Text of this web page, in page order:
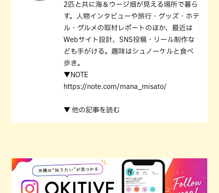
2匹と共に海＆ウージ畑が見える場所で暮ら
す。人物インタビューや旅行・グッズ・ホテ
ル・グルメの取材レポートのほか、最近は
Webサイト設計、SNS投稿・リール制作な
ども手がける。趣味はシュノーケルと食べ
歩き。
▼NOTE
https://note.com/mana_misato/
▼ 他の記事を読む